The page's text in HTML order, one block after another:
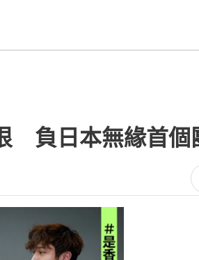
負日本無緣首個